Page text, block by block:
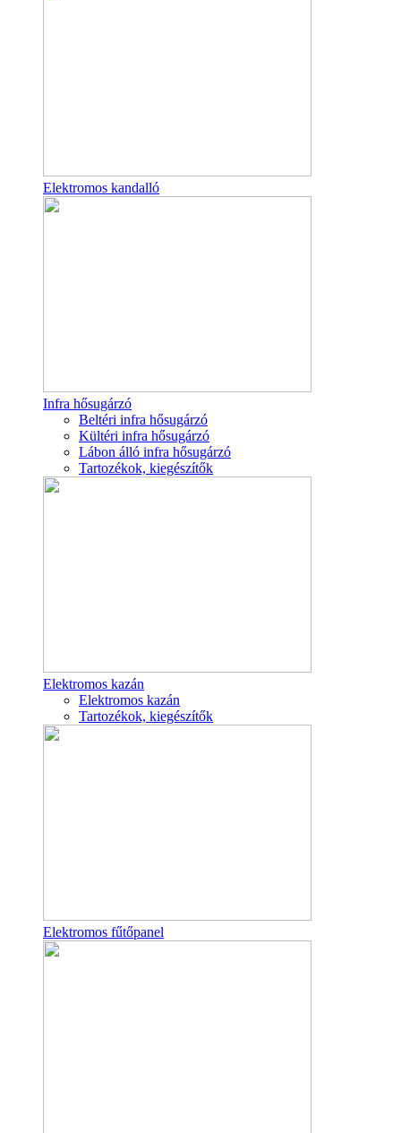
Elektromos kandalló
Infra hősugárzó
Beltéri infra hősugárzó
Kültéri infra hősugárzó
Lábon álló infra hősugárzó
Tartozékok, kiegészítők
Elektromos kazán
Elektromos kazán
Tartozékok, kiegészítők
Elektromos fűtőpanel